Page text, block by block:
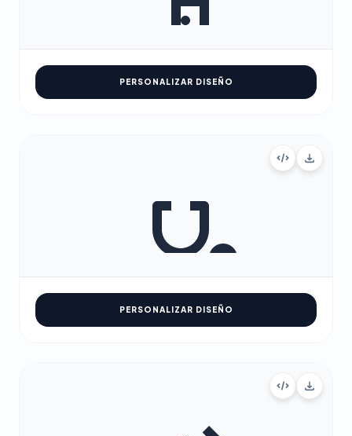
PERSONALIZAR DISEÑO
PERSONALIZAR DISEÑO